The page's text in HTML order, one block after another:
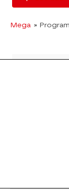
Mega »